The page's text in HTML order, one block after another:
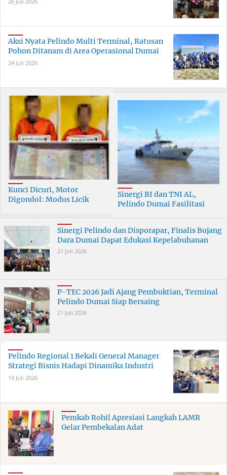
Aksi Nyata Pelindo Multi Terminal, Ratusan
Pohon Ditanam di Area Operasional Dumai
24 Juli 2026
Kunci Dicuri, Motor
Digondol: Modus Licik
Terungkap
Sinergi BI dan TNI AL,
Pelindo Dumai Fasilitasi
Sinergi Pelindo dan Disporapar, Finalis Bujang
Dara Dumai Dapat Edukasi Kepelabuhanan
21 Juli 2026
P-TEC 2026 Jadi Ajang Pembuktian, Terminal
Pelindo Dumai Siap Bersaing
21 Juli 2026
Pelindo Regional 1 Bekali General Manager
Strategi Bisnis Hadapi Dinamika Industri
19 Juli 2026
Pemkab Rohil Apresiasi Langkah LAMR
Gelar Pembekalan Adat